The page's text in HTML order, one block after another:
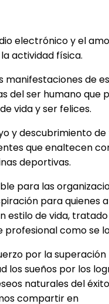
electrónico y el
actividad física.
manifestaciones de
del ser humano que
vida y ser felices.
y descubrimiento
que enaltecen
deportivas.
para las
para quienes
estilo de vida,
como se
por la
los sueños por los
naturales del
compartir en